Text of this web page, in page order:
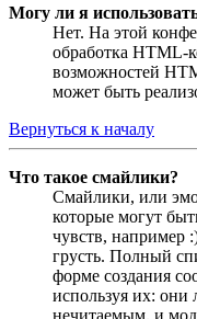
Могу ли я
Нет. На этой
обработка HTML-
возможностей
может быть
Вернуться к началу
Что такое смайлики?
Смайлики, или
которые могут
чувств, например
грусть. Полный
форме создания
используя их: они
нечитаемым, и